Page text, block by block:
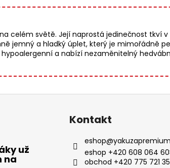
celém světě. Její naprostá jedinečnost tkví
jemný a hladký úplet, který je mimořádně
a nabízí nezaměnitelný
už
na
Kontakt
eshop@
eshop +420 608 064
obchod +420 775 721